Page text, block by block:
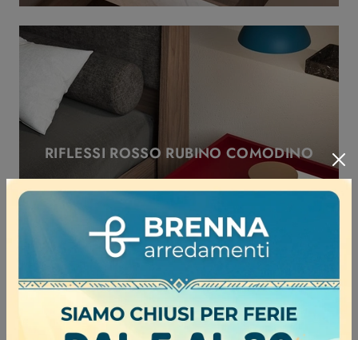
RIFLESSI ROSSO RUBINO COMODINO